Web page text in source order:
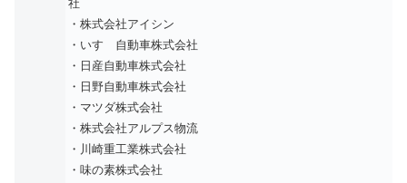
社
・株式会社アイシン
・いすゞ自動車株式会社
・日産自動車株式会社
・日野自動車株式会社
・マツダ株式会社
・株式会社アルプス物流
・川崎重工業株式会社
・味の素株式会社